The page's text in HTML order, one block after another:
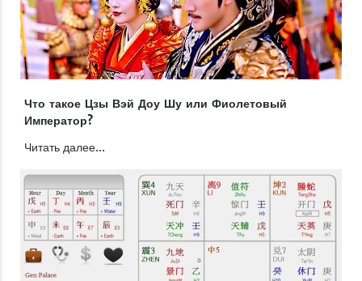
Что такое Цзы Вэй Доу Шу или Фиолетовый
Император?
Читать далее...